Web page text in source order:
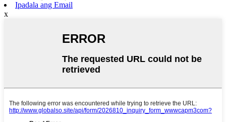
Ipadala ang Email
x